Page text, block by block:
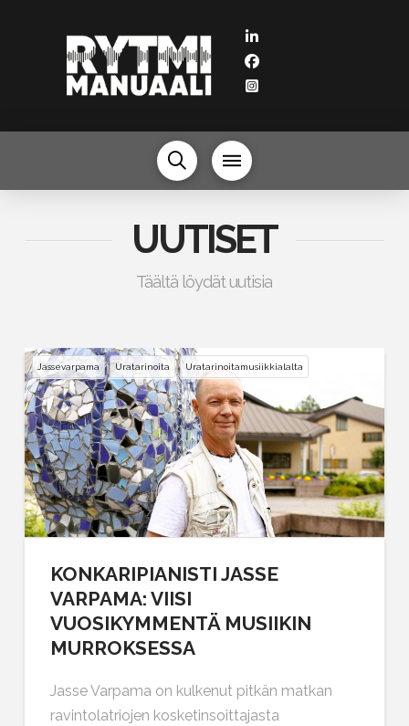
UUTISET
Täältä löydät uutisia
KONKARIPIANISTI JASSE
VARPAMA: VIISI
VUOSIKYMMENTÄ MUSIIKIN
MURROKSESSA
Jasse Varpama on kulkenut pitkän matkan
ravintolatriojen kosketinsoittajasta
Jassevarpama Uratarinoita Uratarinoitamusiikkialalta